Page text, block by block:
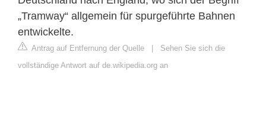
„Tramway“ allgemein für spurgeführte Bahnen
entwickelte.
Antrag auf Entfernung der Quelle | Sehen Sie sich die
vollständige Antwort auf de.wikipedia.org an